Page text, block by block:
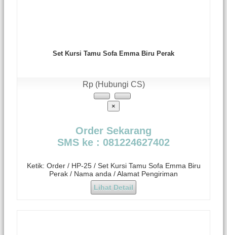
Set Kursi Tamu Sofa Emma Biru Perak
Rp (Hubungi CS)
×
Order Sekarang
SMS ke : 081224627402
Ketik: Order / HP-25 / Set Kursi Tamu Sofa Emma Biru
Perak / Nama anda / Alamat Pengiriman
Lihat Detail